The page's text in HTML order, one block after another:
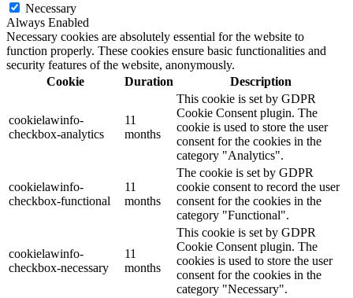
Necessary
Always Enabled
Necessary cookies are absolutely essential for the website to
function properly. These cookies ensure basic functionalities and
security features of the website, anonymously.
Cookie
Duration Description
cookielawinfo-
checkbox-analytics
11
months
This cookie is set by GDPR
Cookie Consent plugin. The
cookie is used to store the user
consent for the cookies in the
category "Analytics".
cookielawinfo-
checkbox-functional
11
months
The cookie is set by GDPR
cookie consent to record the user
consent for the cookies in the
category "Functional".
cookielawinfo-
checkbox-necessary
11
months
This cookie is set by GDPR
Cookie Consent plugin. The
cookies is used to store the user
consent for the cookies in the
category "Necessary".